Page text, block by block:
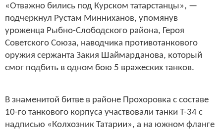
«Отважно бились под Курском татарстанцы», —
подчеркнул Рустам Минниханов, упомянув
уроженца Рыбно-Слободского района, Героя
Советского Союза, наводчика противотанкового
оружия сержанта Закия Шаймарданова, который
смог подбить в одном бою 5 вражеских танков.
В знаменитой битве в районе Прохоровка с составе
10-го танкового корпуса участвовали танки Т-34 с
надписью «Колхозник Татарии», а на южном фланге